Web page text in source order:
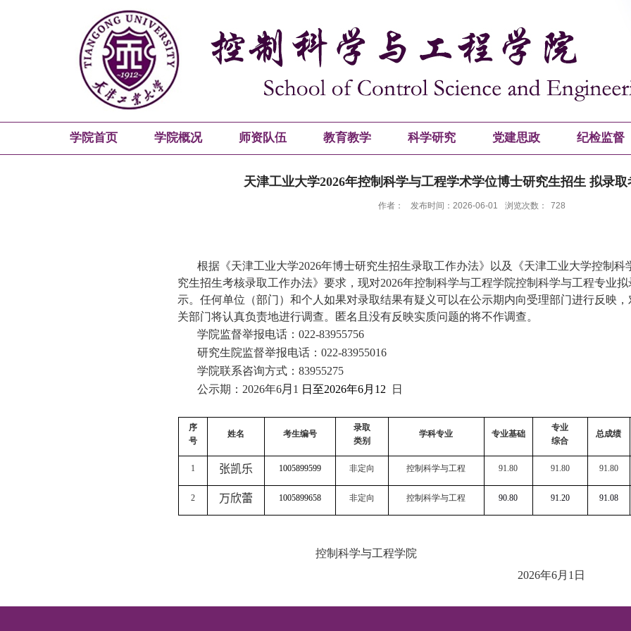
学院首页 学院概况 师资队伍 教育教学 科学研究 党建思政 纪检监督
天津工业大学2026年控制科学与工程学术学位博士研究生招生 拟录
作者： 发布时间：2026-06-01 浏览次数： 728
根据《天津工业大学2026年博士研究生招生录取工作办法》以及《天津工业大学控制科
究生招生考核录取工作办法》要求，现对2026年控制科学与工程学院控制科学与工程专业
示。任何单位（部门）和个人如果对录取结果有疑义可以在公示期内向受理部门进行反映
关部门将认真负责地进行调查。匿名且没有反映实质问题的将不作调查。
学院监督举报电话：022-83955756
研究生院监督举报电话：022-83955016
学院联系咨询方式：83955275
公示期： 2026年6月 1 日至2026年6月 12 日
序
号
姓名 考生编号
录取
类别
学科专业 专业基础
专业
综合
总成绩
1 张凯乐 1005899599 非定向 控制科学与工程 91.80 91.80 91.80
2 万欣蕾 1005899658 非定向 控制科学与工程 90.80 91.20 91.08
控制科学与工程学院
2026年6月 1 日